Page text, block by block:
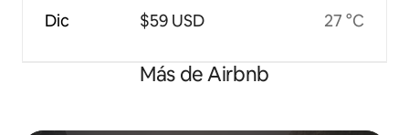
Dic $59 USD 27 °C
Más de Airbnb